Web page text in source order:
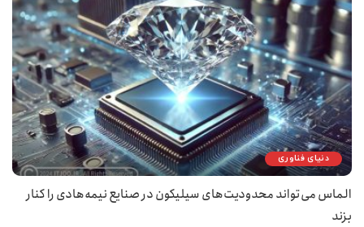
دنیای فناوری
الماس می‌تواند محدودیت‌های سیلیکون در صنایع نیمه‌هادی را کنار
بزند